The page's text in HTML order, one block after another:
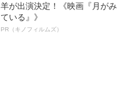
羊が出演決定！《映画『月がみ
ている』》
PR（キノフィルムズ）